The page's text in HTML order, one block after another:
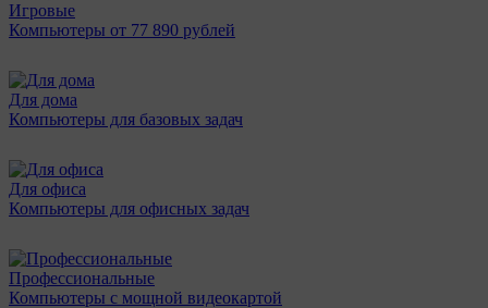
Игровые
Компьютеры от 77 890 рублей
Для дома
Компьютеры для базовых задач
Для офиса
Компьютеры для офисных задач
Профессиональные
Компьютеры с мощной видеокартой